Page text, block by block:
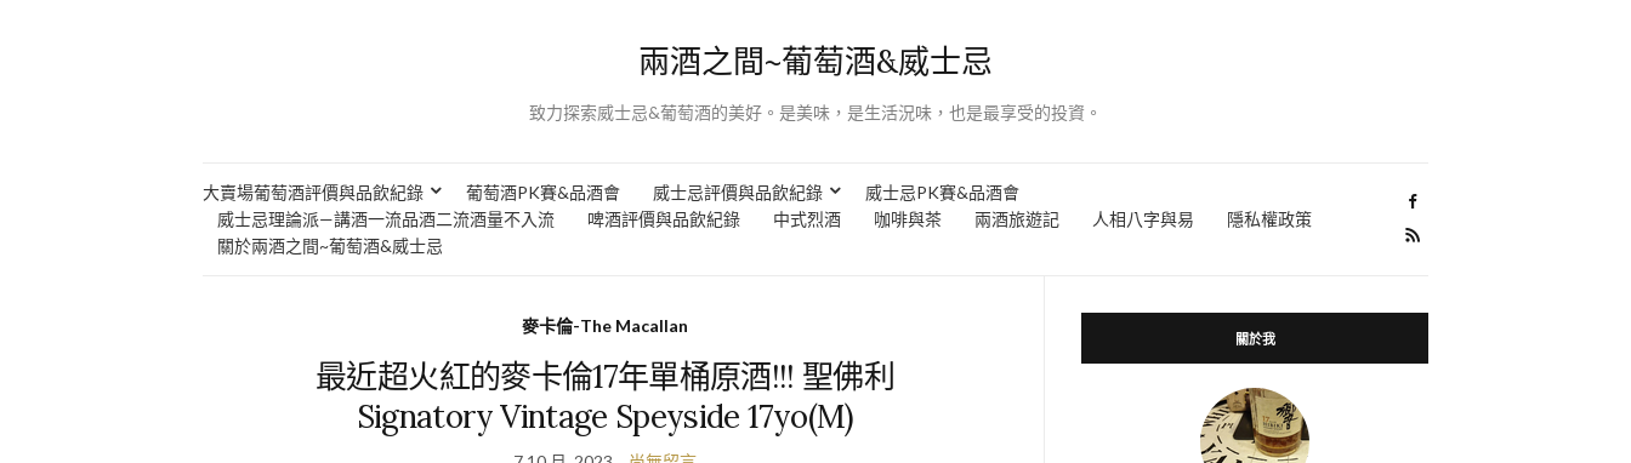
兩酒之間~葡萄酒&威士忌
致力探索威士忌&葡萄酒的美好。是美味，是生活況味，也是最享受的投資。
大賣場葡萄酒評價與品飲紀錄 葡萄酒PK賽&品酒會 威士忌評價與品飲紀錄
威士忌PK賽&品酒會
威士忌理論派—講酒一流品酒二流酒量不入流
啤酒評價與品飲紀錄 中式烈酒 咖啡與茶 兩酒旅遊記 人相八字與易
隱私權政策
關於兩酒之間~葡萄酒&威士忌
麥卡倫-The Macallan
最近超火紅的麥卡倫17年單桶原酒!!! 聖佛利
Signatory Vintage Speyside 17yo(M)
關於我